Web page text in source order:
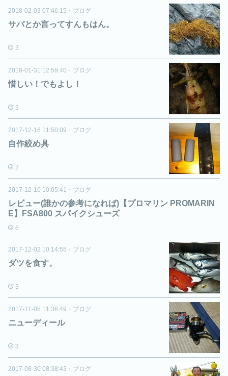
2018-02-03 07:46:15 ・ ブログ
サバとか言ってすんもはん。
3
2018-01-31 12:59:40 ・ ブログ
惜しい！でもよし！
3
2017-12-16 11:50:09 ・ ブログ
自作絞め具
2
2017-12-10 10:05:41 ・ ブログ
レビュー(誰かの参考になれば)【プロマリン PROMARIN
E】FSA800 スパイクシューズ
6
2017-12-02 10:14:55 ・ ブログ
ダツを食す。
3
2017-11-05 11:36:49 ・ ブログ
ニューディール
3
2017-08-30 08:38:43 ・ ブログ